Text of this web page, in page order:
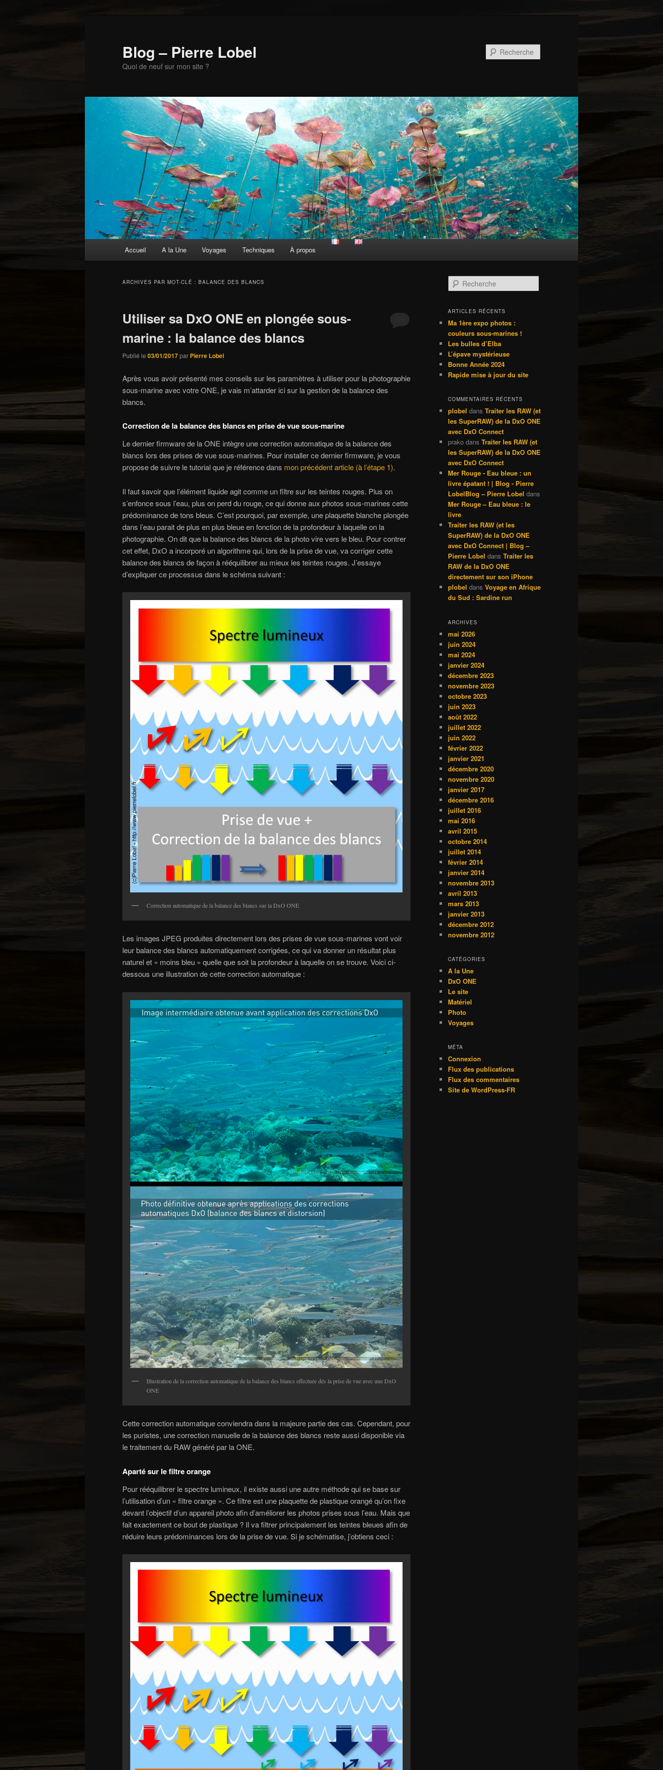
Blog – Pierre Lobel
Quoi de neuf sur mon site ?
Accueil A la Une Voyages Techniques À propos
ARCHIVES PAR MOT-CLÉ : BALANCE DES BLANCS
Utiliser sa DxO ONE en plongée sous-
marine : la balance des blancs
Publié le 03/01/2017par Pierre Lobel
Après vous avoir présenté mes conseils sur les paramètres à utiliser pour la photographie
sous-marine avec votre ONE, je vais m’attarder ici sur la gestion de la balance des
blancs.
Correction de la balance des blancs en prise de vue sous-marine
Le dernier firmware de la ONE intègre une correction automatique de la balance des
blancs lors des prises de vue sous-marines. Pour installer ce dernier firmware, je vous
propose de suivre le tutorial que je référence dans mon précédent article (à l’étape 1).
Il faut savoir que l’élément liquide agit comme un filtre sur les teintes rouges. Plus on
s’enfonce sous l’eau, plus on perd du rouge, ce qui donne aux photos sous-marines cette
prédominance de tons bleus. C’est pourquoi, par exemple, une plaquette blanche plongée
dans l’eau parait de plus en plus bleue en fonction de la profondeur à laquelle on la
photographie. On dit que la balance des blancs de la photo vire vers le bleu. Pour contrer
cet effet, DxO a incorporé un algorithme qui, lors de la prise de vue, va corriger cette
balance des blancs de façon à rééquilibrer au mieux les teintes rouges. J’essaye
d’expliquer ce processus dans le schéma suivant :
Correction automatique de la balance des blancs sur la DxO ONE
Les images JPEG produites directement lors des prises de vue sous-marines vont voir
leur balance des blancs automatiquement corrigées, ce qui va donner un résultat plus
naturel et « moins bleu » quelle que soit la profondeur à laquelle on se trouve. Voici ci-
dessous une illustration de cette correction automatique :
Illustration de la correction automatique de la balance des blancs effectuée dés la prise de vue avec une DxO
ONE
Cette correction automatique conviendra dans la majeure partie des cas. Cependant, pour
les puristes, une correction manuelle de la balance des blancs reste aussi disponible via
le traitement du RAW généré par la ONE.
Aparté sur le filtre orange
Pour rééquilibrer le spectre lumineux, il existe aussi une autre méthode qui se base sur
l’utilisation d’un « filtre orange ». Ce filtre est une plaquette de plastique orangé qu’on fixe
devant l’objectif d’un appareil photo afin d’améliorer les photos prises sous l’eau. Mais que
fait exactement ce bout de plastique ? Il va filtrer principalement les teintes bleues afin de
réduire leurs prédominances lors de la prise de vue. Si je schématise, j’obtiens ceci :
e
h
r
c
h
e
ARTICLES RÉCENTS
Ma 1ère expo photos :
couleurs sous-marines !
Les bulles d’Elba
L’épave mystérieuse
Bonne Année 2024
Rapide mise à jour du site
COMMENTAIRES RÉCENTS
plobel dans Traiter les RAW (et
les SuperRAW) de la DxO ONE
avec DxO Connect
prako dans Traiter les RAW (et
les SuperRAW) de la DxO ONE
avec DxO Connect
Mer Rouge - Eau bleue : un
livre épatant ! | Blog - Pierre
LobelBlog – Pierre Lobel dans
Mer Rouge – Eau bleue : le
livre
Traiter les RAW (et les
SuperRAW) de la DxO ONE
avec DxO Connect | Blog –
Pierre Lobel dans Traiter les
RAW de la DxO ONE
directement sur son iPhone
plobel dans Voyage en Afrique
du Sud : Sardine run
ARCHIVES
mai 2026
juin 2024
mai 2024
janvier 2024
décembre 2023
novembre 2023
octobre 2023
juin 2023
août 2022
juillet 2022
juin 2022
février 2022
janvier 2021
décembre 2020
novembre 2020
janvier 2017
décembre 2016
juillet 2016
mai 2016
avril 2015
octobre 2014
juillet 2014
février 2014
janvier 2014
novembre 2013
avril 2013
mars 2013
janvier 2013
décembre 2012
novembre 2012
CATÉGORIES
A la Une
DxO ONE
Le site
Matériel
Photo
Voyages
MÉTA
Connexion
Flux des publications
Flux des commentaires
Site de WordPress-FR